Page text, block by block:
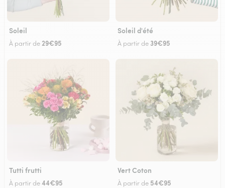
Soleil
À partir de29€95
Soleil d'été
À partir de 39€95
Tutti frutti
À partir de44€95
Vert Coton
À partir de 54€95